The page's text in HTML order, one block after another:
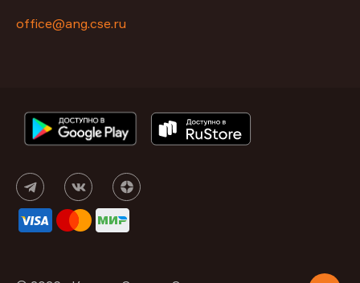
office@ang.cse.ru